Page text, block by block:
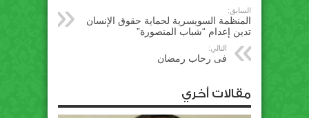
السابق:
المنظمة السويسرية لحماية حقوق الإنسان
تدين إعدام “شباب المنصورة”
التالي:
فى رحاب رمضان
مقالات أخري